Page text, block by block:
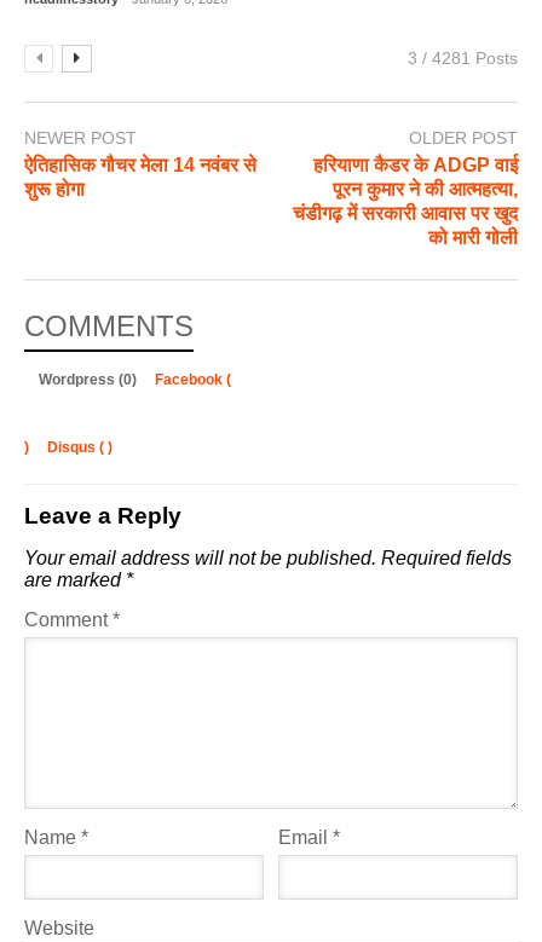
3 / 4281 Posts
NEWER POST
ऐतिहासिक गौचर मेला 14 नवंबर से
शुरू होगा
OLDER POST
हरियाणा कैडर के ADGP वाई
पूरन कुमार ने की आत्महत्या,
चंडीगढ़ में सरकारी आवास पर खुद
को मारी गोली
COMMENTS
Wordpress (0) Facebook (
) Disqus ( )
Leave a Reply
Your email address will not be published. Required fields
are marked *
Comment*
Name * Email*
Website